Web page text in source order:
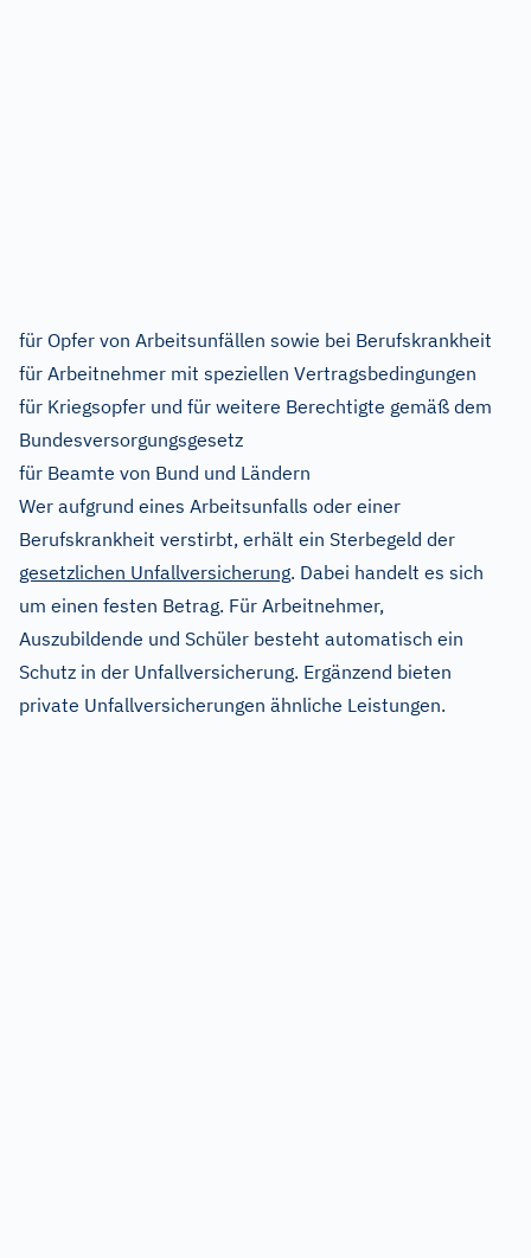
für Opfer von Arbeitsunfällen sowie bei Berufskrankheit
für Arbeitnehmer mit speziellen Vertragsbedingungen
für Kriegsopfer und für weitere Berechtigte gemäß dem
Bundesversorgungsgesetz
für Beamte von Bund und Ländern
Wer aufgrund eines Arbeitsunfalls oder einer
Berufskrankheit verstirbt, erhält ein Sterbegeld der
gesetzlichen Unfallversicherung. Dabei handelt es sich
um einen festen Betrag. Für Arbeitnehmer,
Auszubildende und Schüler besteht automatisch ein
Schutz in der Unfallversicherung. Ergänzend bieten
private Unfallversicherungen ähnliche Leistungen.